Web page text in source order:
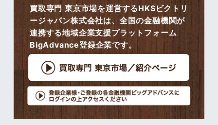
買取専門 東京市場を運営するHKSビクトリ
ージャパン株式会社は、全国の金融機関が
連携する地域企業支援プラットフォーム
BigAdvance登録企業です。